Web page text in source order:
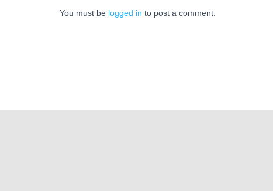
You must be logged in to post a comment.